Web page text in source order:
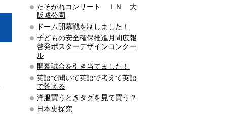
たそがれコンサート ＩＮ 大
阪城公園
ドーム開幕戦を制しました！
子どもの安全確保推進月間広報
啓発ポスターデザインコンクー
ル
開幕試合を引き当てました！
英語で聞いて英語で考えて英語
で答える
洋服買うときタグを見て買う？
日本史探究